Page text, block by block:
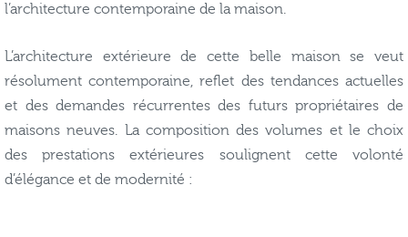
l’architecture contemporaine de la maison.
L’architecture extérieure de cette belle maison se veut
résolument contemporaine, reflet des tendances actuelles
et des demandes récurrentes des futurs propriétaires de
maisons neuves. La composition des volumes et le choix
des prestations extérieures soulignent cette volonté
d’élégance et de modernité :